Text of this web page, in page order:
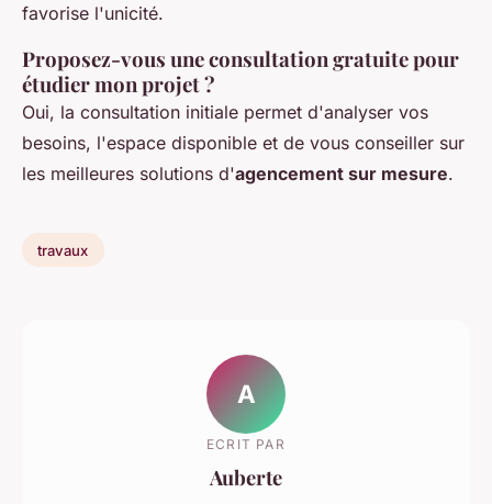
favorise l'unicité.
Proposez-vous une consultation gratuite pour
étudier mon projet ?
Oui, la consultation initiale permet d'analyser vos
besoins, l'espace disponible et de vous conseiller sur
les meilleures solutions d'agencement sur mesure.
travaux
A
ECRIT PAR
Auberte